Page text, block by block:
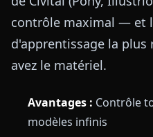
contrôle maximal — et
d'apprentissage la plus
avez le matériel.
Avantages : Contrôle
modèles infinis